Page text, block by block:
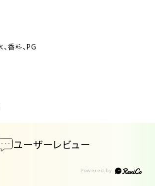
香料、PG
ユーザーレビュー